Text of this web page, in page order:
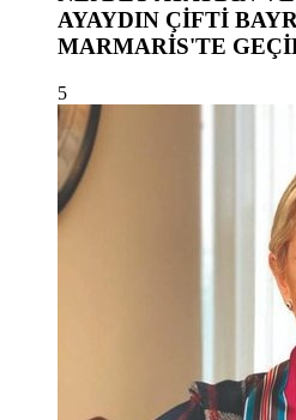
AYAYDIN ÇİFTİ
MARMARİS'TE
5